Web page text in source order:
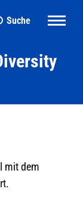
Suche
mit dem